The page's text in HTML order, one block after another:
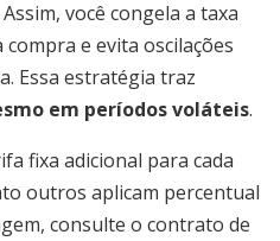
você congela a taxa
e evita oscilações
Essa estratégia traz
em períodos voláteis.
fixa adicional para cada
outros aplicam percentual
consulte o contrato de